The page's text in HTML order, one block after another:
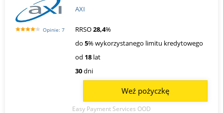
Opinie: 7
AXI
RRSO28,4%
do 5% wykorzystanego limitu kredytowego
od 18 lat
30dni
Easy Payment Services OOD
Weź pożyczkę